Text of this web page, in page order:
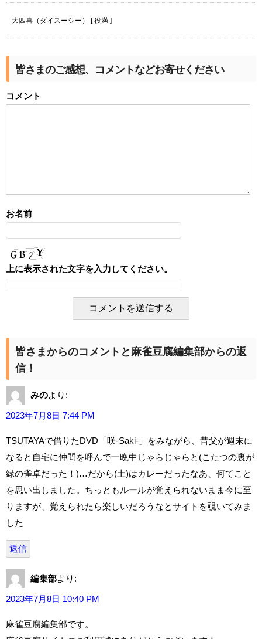
大四喜（ダイスーシー） [ 役満 ]
皆さまのご感想、コメントなどお寄せください
コメント
お名前
上に表示された文字を入力してください。
皆さまからのコメントと麻雀豆腐編集部からの返
信！
みのより:
2023年7月8日 7:44 PM
TSUTAYAで借りたDVD「咲-Saki-」をみながら、昔父が週末に
なると自宅に仲間を呼んで一晩中じゃらじゃらと(こたつの裏が
緑の雀卓だった！)…だから(土)はカレーだったなあ、何てこと
を思い出しました。ちっともルールが覚えられないまま今に至
りますが、覚えられたら楽しいだろうなとサイトを覗いてみま
した
返信
編集部より:
2023年7月8日 10:40 PM
麻雀豆腐編集部です。